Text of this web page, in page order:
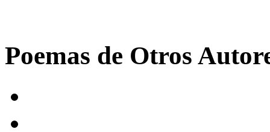
Poemas de Otros